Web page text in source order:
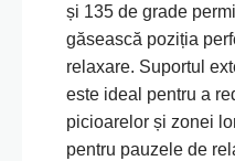
și 135 de grade
găsească poziția
relaxare. Suportul
este ideal pentru a
picioarelor și zonei
pentru pauzele de